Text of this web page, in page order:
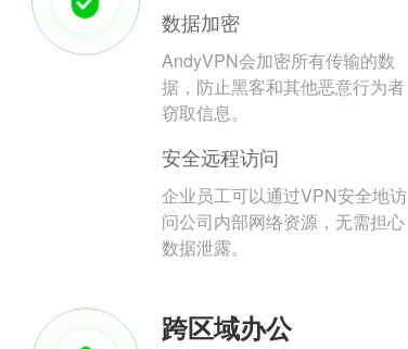
数据加密
AndyVPN会加密所有传输的数
据，防止黑客和其他恶意行为者
窃取信息。
安全远程访问
企业员工可以通过VPN安全地访
问公司内部网络资源，无需担心
数据泄露。
跨区域办公